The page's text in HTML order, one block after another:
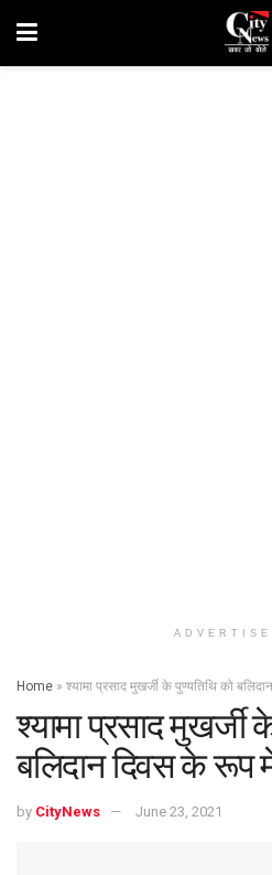
Home » श्यामा प्रसाद मुखर्जी के पुण्यतिथि को
श्यामा प्रसाद मुखर्जी
बलिदान दिवस के रूप
by CityNews June 23, 2021